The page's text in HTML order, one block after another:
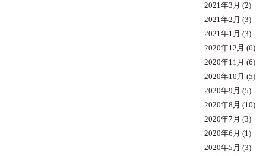
2021年3月 (2)
2021年2月 (3)
2021年1月 (3)
2020年12月 (6)
2020年11月 (6)
2020年10月 (5)
2020年9月 (5)
2020年8月 (10)
2020年7月 (3)
2020年6月 (1)
2020年5月 (3)